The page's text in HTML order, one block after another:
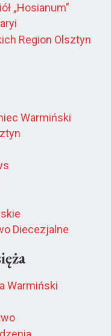
„Hosianum”
Region Olsztyn
Warmiński
Diecezjalne
Warmiński